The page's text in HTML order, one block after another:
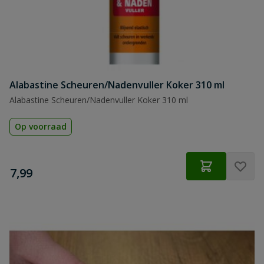
Alabastine Scheuren/Nadenvuller Koker 310 ml
Alabastine Scheuren/Nadenvuller Koker 310 ml
Op voorraad
€
7,99